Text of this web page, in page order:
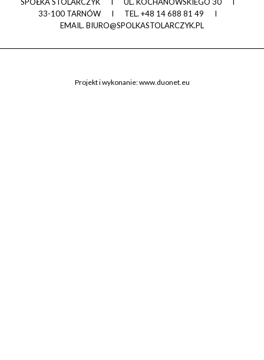
33-100 TARNÓW
I TEL. +48 14 688 81 49
I
EMAIL. BIURO@SPOLKASTOLARCZYK.PL
Projekt i wykonanie:www.duonet.eu